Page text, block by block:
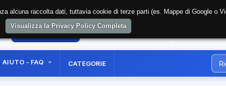
AREA RISERVATA REGISTRAZIONE UTENTE
AIUTO - FAQ CATEGORIE
raccolta dati, tuttavia cookie di terze parti (es. Mappe di Google o
Visualizza la Privacy Policy Completa